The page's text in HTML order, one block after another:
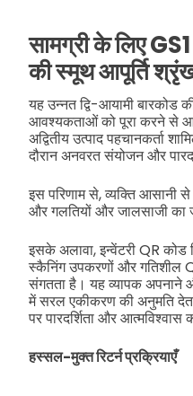
सामग्री के लिए GS1
की स्मूथ आपूर्ति
यह उन्नत द्वि-आयामी बारकोड
आवश्यकताओं को पूरा करने से
अद्वितीय उत्पाद पहचानकर्ता
दौरान अनवरत संयोजन और
इस परिणाम से, व्यक्ति आसानी
और गलतियों और जालसाजी
इसके अलावा, इन्वेंटरी QR कोड
स्कैनिंग उपकरणों और गतिशील
संगतता है। यह व्यापक अपनाने
में सरल एकीकरण की अनुमति
पर पारदर्शिता और आत्मविश्वास
हस्सल-मुक्त रिटर्न प्रक्रियाएँ